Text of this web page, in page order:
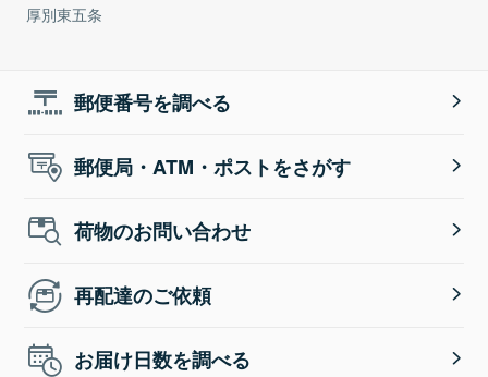
厚別東五条
郵便番号を調べる
郵便局・ATM・ポストをさがす
荷物のお問い合わせ
再配達のご依頼
お届け日数を調べる